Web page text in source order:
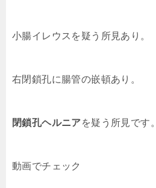
小腸イレウスを疑う所見あり。
右閉鎖孔に腸管の嵌頓あり。
閉鎖孔ヘルニアを疑う所見です。
動画でチェック